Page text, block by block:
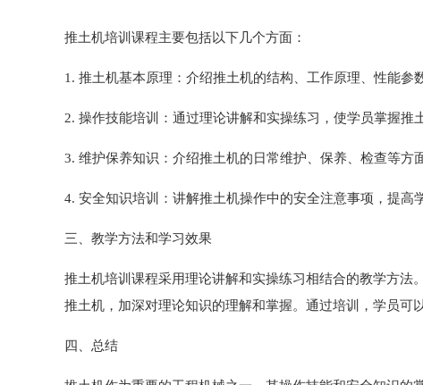
推土机培训课程主要包括以下几个方面：
1. 推土机基本原理：介绍推土机的结构、工作原理、性能参
2. 操作技能培训：通过理论讲解和实操练习，使学员掌握推
3. 维护保养知识：介绍推土机的日常维护、保养、检查等方
4. 安全知识培训：讲解推土机操作中的安全注意事项，提高
三、教学方法和学习效果
推土机培训课程采用理论讲解和实操练习相结合的教学方法
推土机，加深对理论知识的理解和掌握。通过培训，学员可
四、总结